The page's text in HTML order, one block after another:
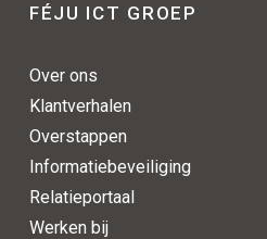
FÉJU ICT GROEP
Over ons
Klantverhalen
Overstappen
Informatiebeveiliging
Relatieportaal
Werken bij